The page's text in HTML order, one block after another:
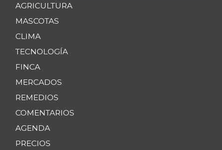
AGRICULTURA
MASCOTAS
CLIMA
TECNOLOGÍA
FINCA
MERCADOS
REMEDIOS
COMENTARIOS
AGENDA
PRECIOS